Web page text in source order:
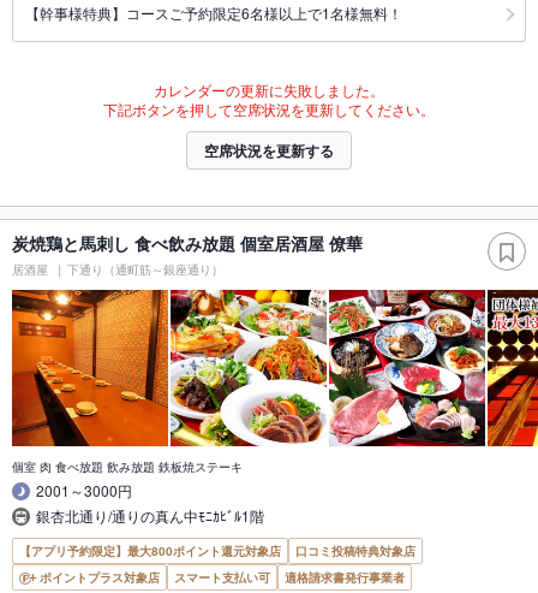
【幹事様特典】コースご予約限定6名様以上で1名様無料！
カレンダーの更新に失敗しました。
下記ボタンを押して空席状況を更新してください。
空席状況を更新する
炭焼鶏と馬刺し 食べ飲み放題 個室居酒屋 僚華
居酒屋 下通り（通町筋～銀座通り）
個室 肉 食べ放題 飲み放題 鉄板焼ステーキ
2001～3000円
銀杏北通り/通りの真ん中ﾓﾆｶﾋﾞﾙ1階
【アプリ予約限定】最大800ポイント還元対象店
口コミ投稿特典対象店
ポイントプラス対象店
スマート支払い可 適格請求書発行事業者